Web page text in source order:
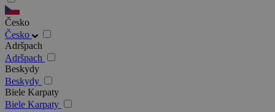
Česko
Česko
Adršpach
Adršpach
Beskydy
Beskydy
Biele Karpaty
Biele Karpaty